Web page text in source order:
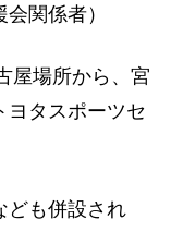
関係者）
屋場所から、宮
ヨタスポーツセ
ども併設され